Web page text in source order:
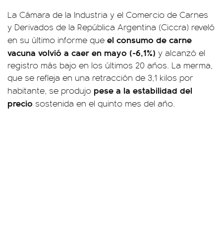
La Cámara de la Industria y el Comercio de Carnes
y Derivados de la República Argentina (Ciccra) reveló
en su último informe que el consumo de carne
vacuna volvió a caer en mayo (-6,1%) y alcanzó el
registro más bajo en los últimos 20 años. La merma,
que se refleja en una retracción de 3,1 kilos por
habitante, se produjo pese a la estabilidad del
precio sostenida en el quinto mes del año.